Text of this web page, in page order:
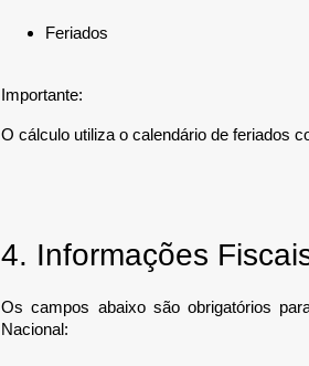
Feriados
Importante:
O cálculo utiliza o calendário de feriados
4. Informações
Os campos abaixo são obrigatórios
Nacional: